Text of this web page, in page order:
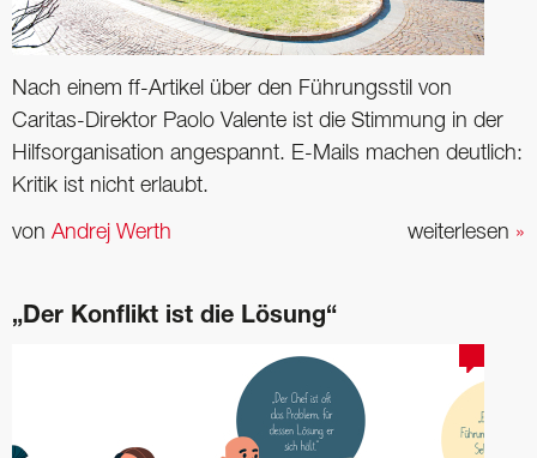
Nach einem ff-Artikel über den Führungsstil von
Caritas-Direktor Paolo Valente ist die Stimmung in der
Hilfsorganisation angespannt. E-Mails machen deutlich:
Kritik ist nicht erlaubt.
weiterlesen »
von Andrej Werth
„Der Konflikt ist die Lösung“